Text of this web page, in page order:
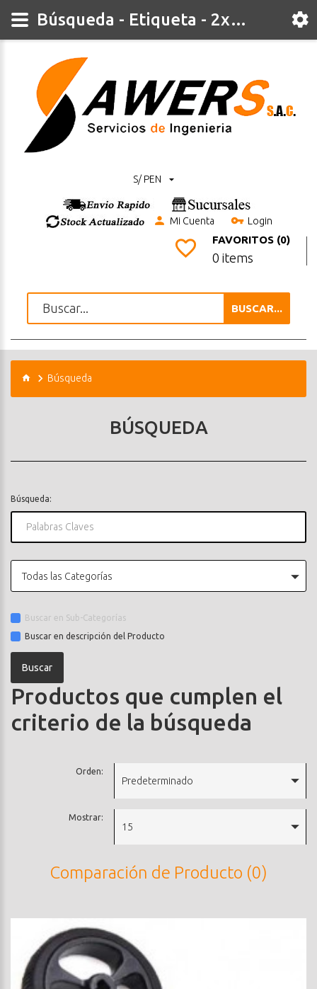
S/ PEN
Mi Cuenta Login
FAVORITOS (0)
0 items
BUSCAR...
Búsqueda
BÚSQUEDA
Búsqueda:
Todas las Categorías
Buscar en Sub-Categorías
Buscar en descripción del Producto
Productos que cumplen el
criterio de la búsqueda
Orden:
Predeterminado
Mostrar:
15
Comparación de Producto (0)
Búsqueda - Etiqueta - 2xRueda